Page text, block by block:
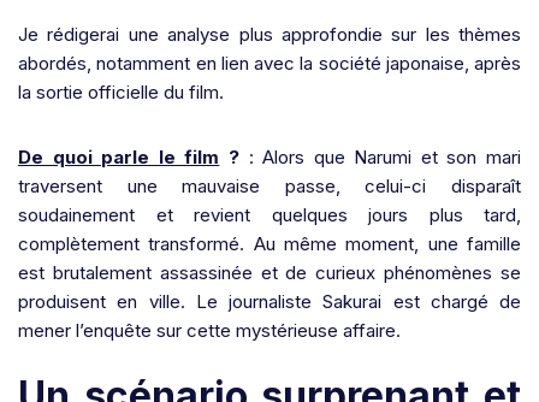
Je rédigerai une analyse plus approfondie sur les thèmes
abordés, notamment en lien avec la société japonaise, après
la sortie officielle du film.
De quoi parle le film ?: Alors que Narumi et son mari
traversent une mauvaise passe, celui-ci disparaît
soudainement et revient quelques jours plus tard,
complètement transformé. Au même moment, une famille
est brutalement assassinée et de curieux phénomènes se
produisent en ville. Le journaliste Sakurai est chargé de
mener l’enquête sur cette mystérieuse affaire.